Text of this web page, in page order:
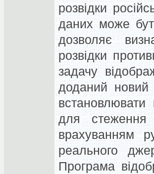
розвідки
даних може
дозволяє
розвідки
задачу
доданий
встановлювати
для стеження
врахуванням
реального
Програма